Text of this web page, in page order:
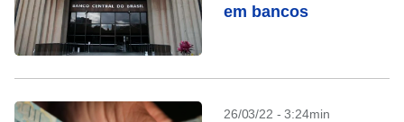
em bancos
26/03/22 - 3:24min